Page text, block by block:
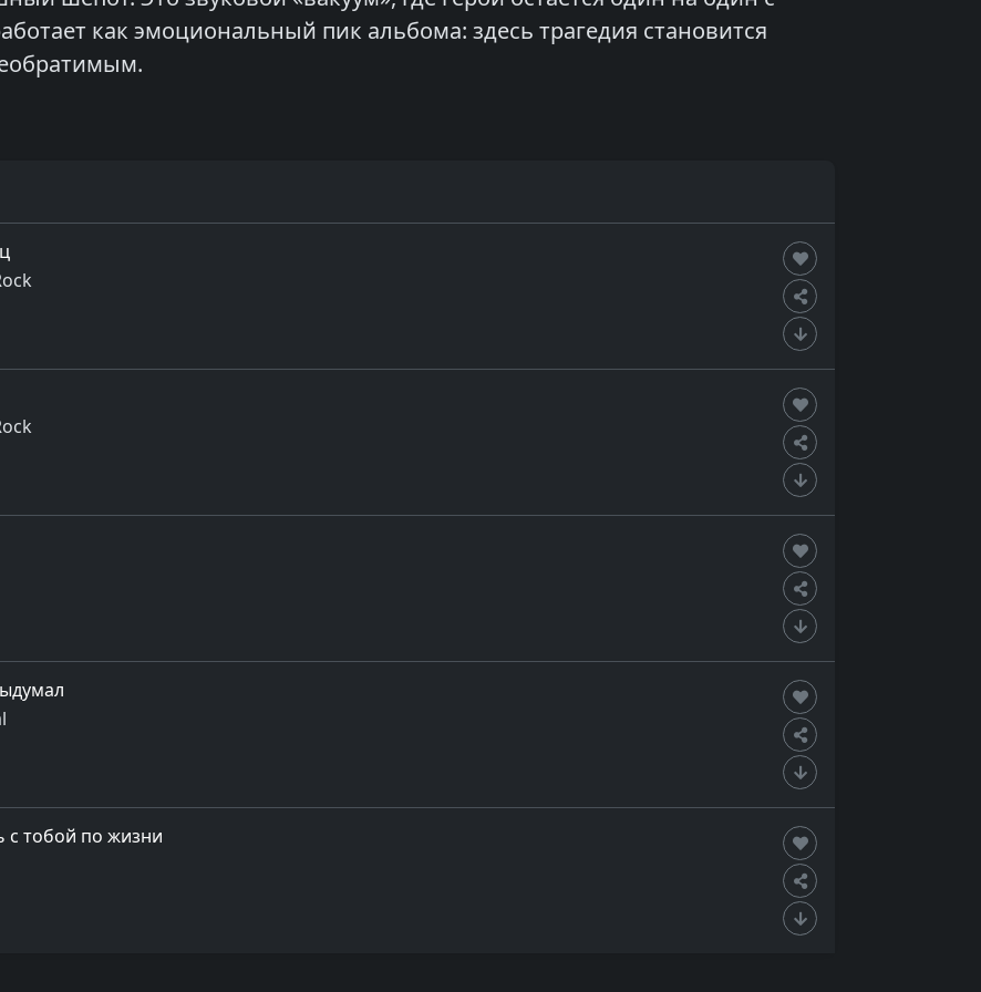
как эмоциональный пик альбома: здесь трагедия становится
с тобой по жизни